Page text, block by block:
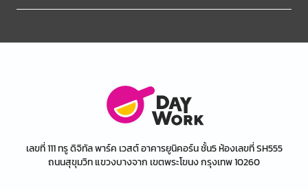
เลขที่ 111 ทรู ดิจิทัล พาร์ค เวสต์ อาคารยูนิคอร์น ชั้น5 ห้องเลขที่ SH555
ถนนสุขุมวิท แขวงบางจาก เขตพระโขนง กรุงเทพ 10260